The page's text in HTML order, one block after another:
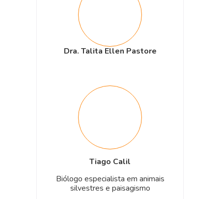
Dra. Talita Ellen Pastore
Tiago Calil
Biólogo especialista em animais
silvestres e paisagismo